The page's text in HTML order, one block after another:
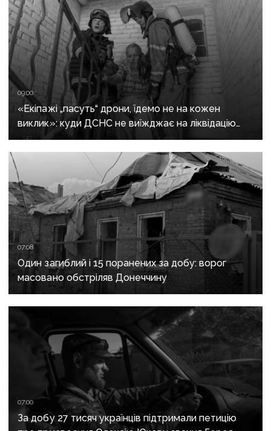
09:00
«Екіпажі „пасуть“ дрони, їдемо не на кожен
виклик»: куди ДСНС не виїжджає на ліквідацію
надзвичайних ситуацій у Краматорську
та Слов’янську
07:08
Один загиблий і 15 поранених за добу: ворог
масовано обстріляв Донеччину
07:00
За добу 27 тисяч українців підтримали петицію